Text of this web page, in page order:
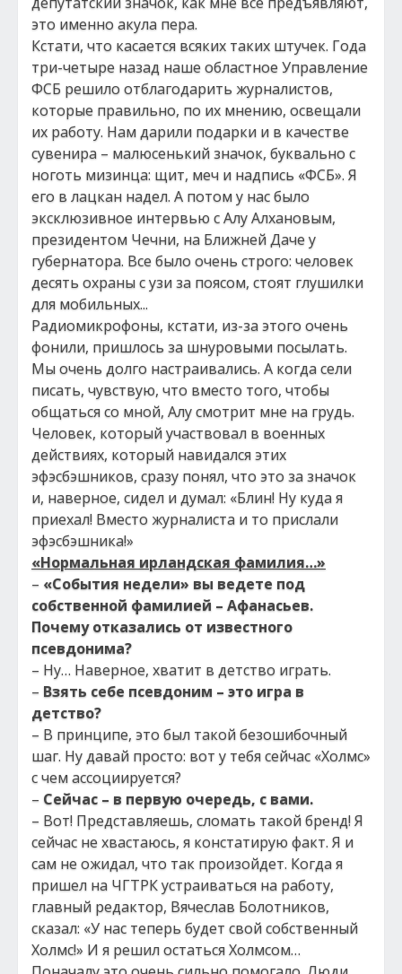
это именно акула пера.
Кстати, что касается всяких таких штучек. Года
три-четыре назад наше областное Управление
ФСБ решило отблагодарить журналистов,
которые правильно, по их мнению, освещали
их работу. Нам дарили подарки и в качестве
сувенира – малюсенький значок, буквально с
ноготь мизинца: щит, меч и надпись «ФСБ». Я
его в лацкан надел. А потом у нас было
эксклюзивное интервью с Алу Алхановым,
президентом Чечни, на Ближней Даче у
губернатора. Все было очень строго: человек
десять охраны с узи за поясом, стоят глушилки
для мобильных...
Радиомикрофоны, кстати, из-за этого очень
фонили, пришлось за шнуровыми посылать.
Мы очень долго настраивались. А когда сели
писать, чувствую, что вместо того, чтобы
общаться со мной, Алу смотрит мне на грудь.
Человек, который участвовал в военных
действиях, который навидался этих
эфэсбэшников, сразу понял, что это за значок
и, наверное, сидел и думал: «Блин! Ну куда я
приехал! Вместо журналиста и то прислали
эфэсбэшника!»
«Нормальная ирландская фамилия…»
– «События недели» вы ведете под
собственной фамилией – Афанасьев.
Почему отказались от известного
псевдонима?
– Ну… Наверное, хватит в детство играть.
– Взять себе псевдоним – это игра в
детство?
– В принципе, это был такой безошибочный
шаг. Ну давай просто: вот у тебя сейчас «Холмс»
с чем ассоциируется?
– Сейчас – в первую очередь, с вами.
– Вот! Представляешь, сломать такой бренд! Я
сейчас не хвастаюсь, я констатирую факт. Я и
сам не ожидал, что так произойдет. Когда я
пришел на ЧГТРК устраиваться на работу,
главный редактор, Вячеслав Болотников,
сказал: «У нас теперь будет свой собственный
Холмс!» И я решил остаться Холмсом…